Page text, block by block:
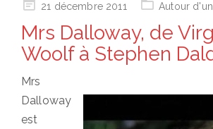
Posted21 décembre 2011 Autour
Mrs Dalloway, de
Woolf à Stephen
Mrs
Dalloway
est